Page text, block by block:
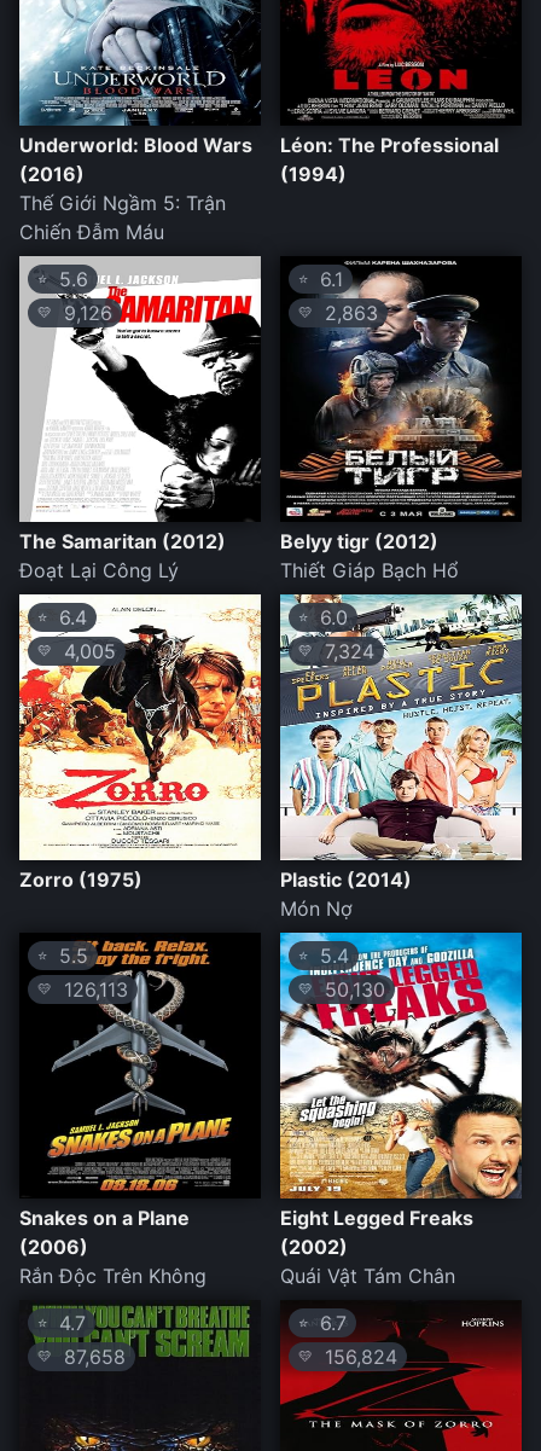
Underworld: Blood Wars
(2016)
Thế Giới Ngầm 5: Trận
Chiến Đẫm Máu
Léon: The Professional
(1994)
⭐5.6
💛 9,126
The Samaritan (2012)
Đoạt Lại Công Lý
⭐ 6.1
💛 2,863
Belyy tigr (2012)
Thiết Giáp Bạch Hổ
⭐ 6.4
💛 4,005
Zorro (1975)
⭐ 6.0
💛 7,324
Plastic (2014)
Món Nợ
⭐ 5.5
💛 126,113
Snakes on a Plane
(2006)
Rắn Độc Trên Không
⭐ 5.4
💛 50,130
Eight Legged Freaks
(2002)
Quái Vật Tám Chân
⭐ 4.7
💛 87,658
⭐ 6.7
💛 156,824